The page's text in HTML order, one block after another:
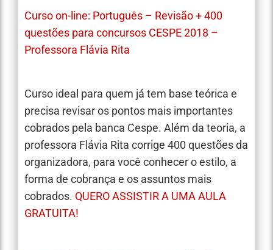
Curso on-line: Português – Revisão + 400
questões para concursos CESPE 2018 –
Professora Flávia Rita
Curso ideal para quem já tem base teórica e
precisa revisar os pontos mais importantes
cobrados pela banca Cespe. Além da teoria, a
professora Flávia Rita corrige 400 questões da
organizadora, para você conhecer o estilo, a
forma de cobrança e os assuntos mais
cobrados. QUERO ASSISTIR A UMA AULA
GRATUITA!